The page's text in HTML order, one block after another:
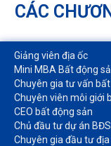
CÁC
Giảng viên địa ốc
Mini MBA Bất động
Chuyên gia tư vấn
Chuyên viên môi giới
CEO bất động sản
Chủ đầu tư dự án BĐS
Chuyên gia đầu tư